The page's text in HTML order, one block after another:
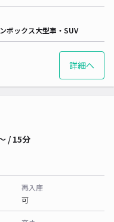
ボックス大型車・SUV
詳細へ
/ 15分
再入庫
可